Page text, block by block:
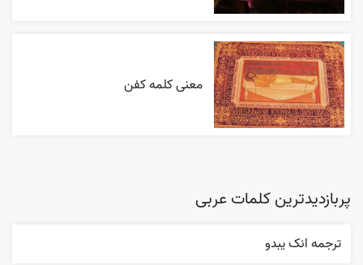
معنی کلمه کفن
پربازدیدترین کلمات عربی
ترجمه انک يبدو